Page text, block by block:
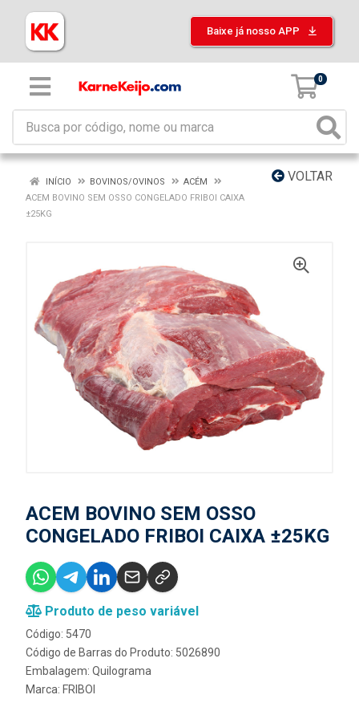
Baixe já nosso APP
0
VOLTAR
INÍCIO BOVINOS/OVINOS
ACÉM
ACEM BOVINO SEM OSSO CONGELADO FRIBOI CAIXA
±25KG
ACEM BOVINO SEM OSSO
CONGELADO FRIBOI CAIXA ±25KG
Produto de peso variável
Código: 5470
Código de Barras do Produto: 5026890
Embalagem: Quilograma
Marca: FRIBOI